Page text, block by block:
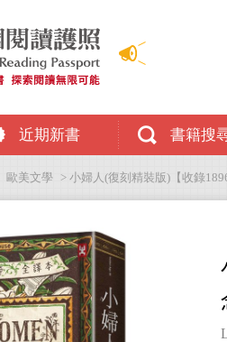
近期新書 書籍搜
歐美文學 > 小婦人(復刻精裝版)【收錄